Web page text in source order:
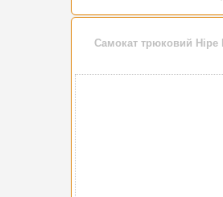
Самокат трюковий Hipe